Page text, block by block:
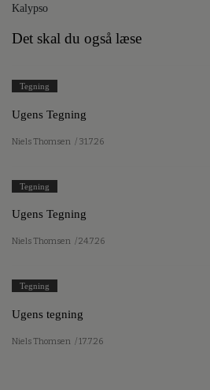
Kalypso
Det skal du også læse
Tegning
Ugens Tegning
Niels Thomsen / 31.7.26
Tegning
Ugens Tegning
Niels Thomsen / 24.7.26
Tegning
Ugens tegning
Niels Thomsen / 17.7.26